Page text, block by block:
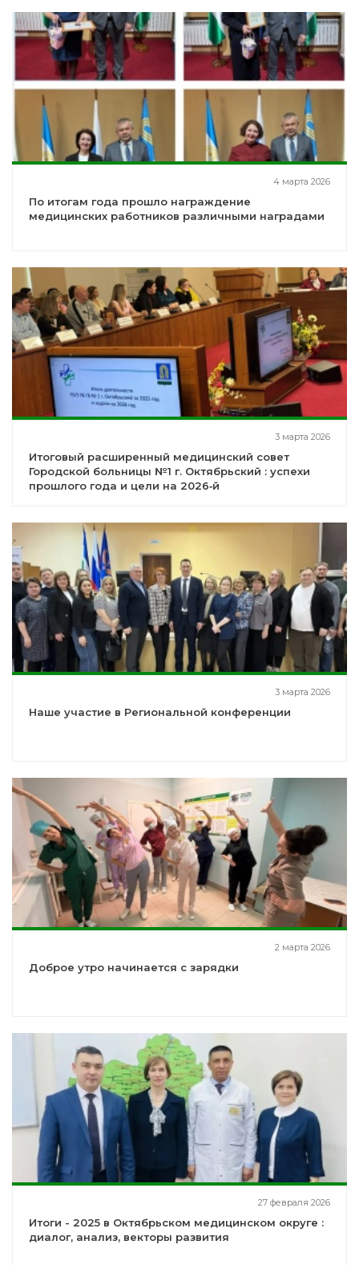
4 марта 2026
По итогам года прошло награждение
медицинских работников различными наградами
3 марта 2026
Итоговый расширенный медицинский совет
Городской больницы №1 г. Октябрьский : успехи
прошлого года и цели на 2026‑й
3 марта 2026
Наше участие в Региональной конференции
2 марта 2026
Доброе утро начинается с зарядки
27 февраля 2026
Итоги - 2025 в Октябрьском медицинском округе :
диалог, анализ, векторы развития